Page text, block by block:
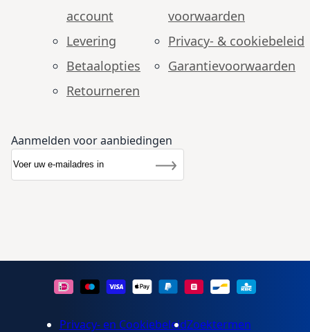
account
Levering
Betaalopties
Retourneren
voorwaarden
Privacy- & cookiebeleid
Garantie­voorwaarden
Aanmelden voor aanbiedingen
Nieuwsbrief
Inschrijven
Privacy- en CookiebeleidZoektermen